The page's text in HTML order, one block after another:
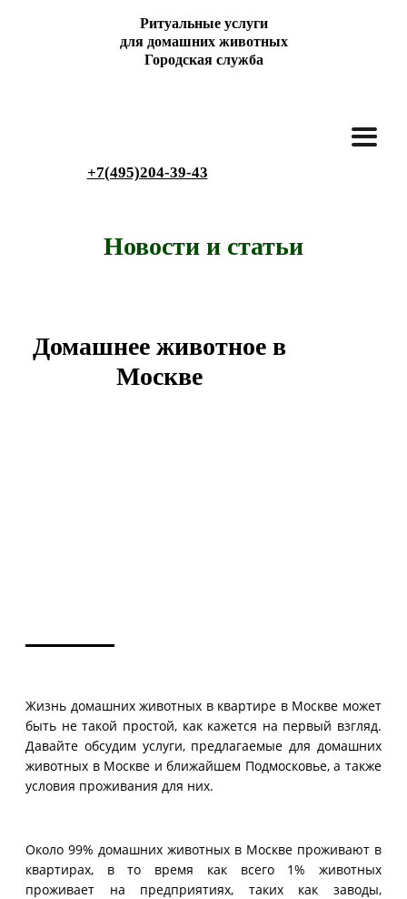
Ритуальные услуги
для домашних животных
Городская служба
+7(495)204-39-43
Новости и статьи
Домашнее животное в
Москве
Жизнь домашних животных в квартире в Москве может
быть не такой простой, как кажется на первый взгляд.
Давайте обсудим услуги, предлагаемые для домашних
животных в Москве и ближайшем Подмосковье, а также
условия проживания для них.
Около 99% домашних животных в Москве проживают в
квартирах, в то время как всего 1% животных
проживает на предприятиях, таких как заводы,